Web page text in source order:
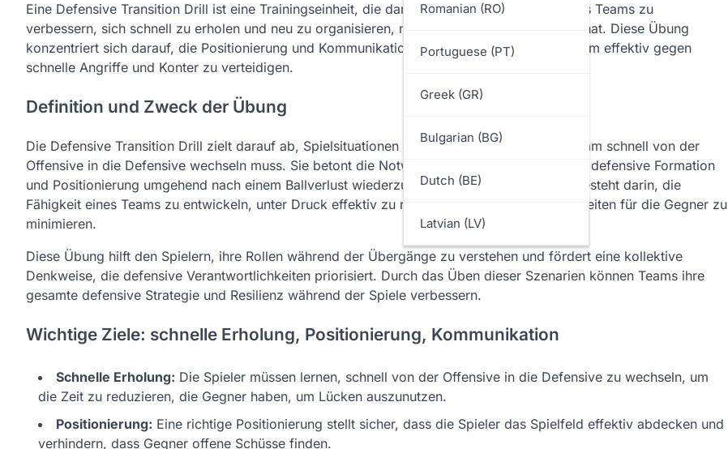
Romanian (RO)
Portuguese (PT)
Greek (GR)
Bulgarian (BG)
Dutch (BE)
Latvian (LV)
Eine Defensive Transition Drill ist eine Trainingseinheit, die darauf abzielt, die Fähigkeit eines Teams zu
verbessern, sich schnell zu erholen und neu zu organisieren, nachdem es den Ball verloren hat. Diese Übung
konzentriert sich darauf, die Positionierung und Kommunikation der Spieler zu verbessern, um effektiv gegen
schnelle Angriffe und Konter zu verteidigen.
Definition und Zweck der Übung
Die Defensive Transition Drill zielt darauf ab, Spielsituationen zu simulieren, in denen ein Team schnell von der
Offensive in die Defensive wechseln muss. Sie betont die Notwendigkeit für die Spieler, ihre defensive Formation
und Positionierung umgehend nach einem Ballverlust wiederzuerlangen. Der Hauptzweck besteht darin, die
Fähigkeit eines Teams zu entwickeln, unter Druck effektiv zu reagieren und die Tormöglichkeiten für die Gegner zu
minimieren.
Diese Übung hilft den Spielern, ihre Rollen während der Übergänge zu verstehen und fördert eine kollektive
Denkweise, die defensive Verantwortlichkeiten priorisiert. Durch das Üben dieser Szenarien können Teams ihre
gesamte defensive Strategie und Resilienz während der Spiele verbessern.
Wichtige Ziele: schnelle Erholung, Positionierung, Kommunikation
Schnelle Erholung: Die Spieler müssen lernen, schnell von der Offensive in die Defensive zu wechseln, um
die Zeit zu reduzieren, die Gegner haben, um Lücken auszunutzen.
Positionierung: Eine richtige Positionierung stellt sicher, dass die Spieler das Spielfeld effektiv abdecken und
verhindern, dass Gegner offene Schüsse finden.